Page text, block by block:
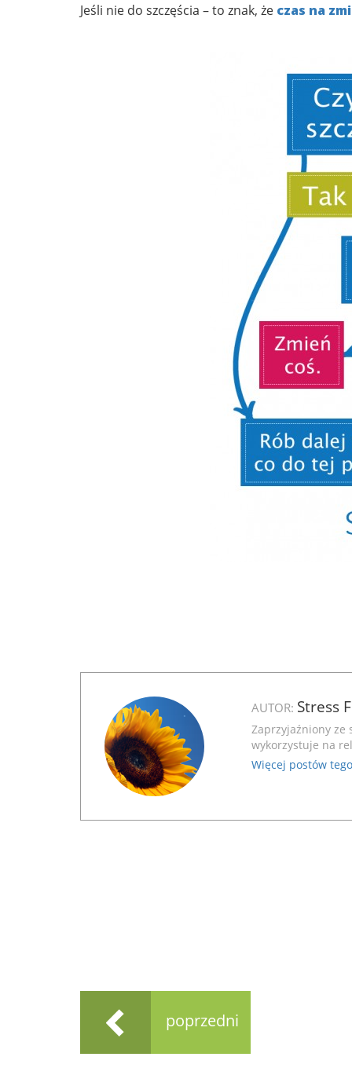
Jeśli nie do szczęścia – to znak, że czas na
AUTOR: Stress
Zaprzyjaźniony ze
wykorzystuje na
Więcej postów
poprzedni